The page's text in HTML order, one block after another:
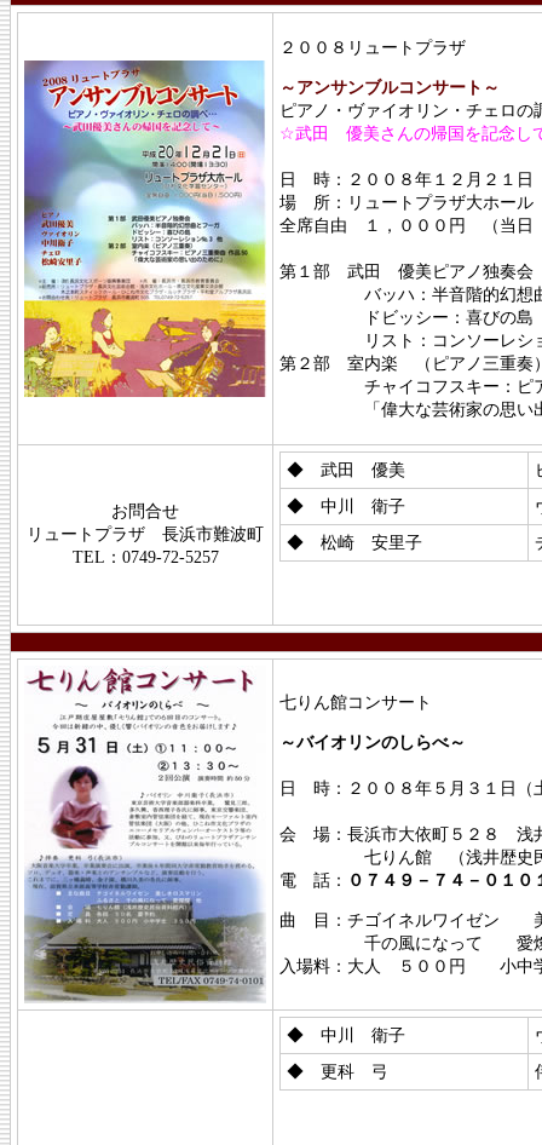
２００８リュートプラザ
～アンサンブルコンサート～
ピアノ・ヴァイオリン・チェロの
☆武田 優美さんの帰国を記念し
日 時：２００８年１２月２１
場 所：リュートプラザ大ホール
全席自由 １，０００円 （当日
第１部 武田 優美ピアノ独奏会
バッハ：半音階的幻想曲
ドビッシー：喜びの島
リスト：コンソーレシ
第２部 室内楽 （ピアノ三重奏
チャイコフスキー：ピア
「偉大な芸術家の思い出
お問合せ
リュートプラザ 長浜市難波町
TEL：0749-72-5257
◆ 武田 優美
◆ 中川 衛子
◆ 松崎 安里子
七りん館コンサート
～バイオリンのしらべ～
日 時：２００８年５月３１
会 場：長浜市大依町５２８ 浅
七りん館 （浅井歴史民
電 話： ０７４９－７４－０１０
曲 目：チゴイネルワイゼ
千の風になって 愛
入場料：大人 ５００円 小中
◆ 中川 衛子
◆ 更科 弓